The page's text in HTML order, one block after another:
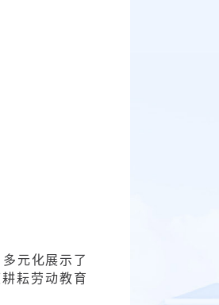
元化展示了
耘劳动教育